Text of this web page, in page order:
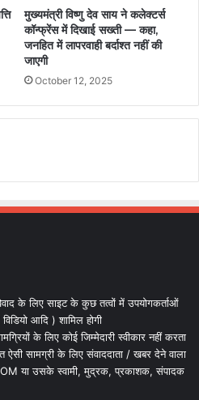
मुख्यमंत्री विष्णु देव साय ने कलेक्टर्स
कॉन्फ्रेंस में दिखाई सख्ती — कहा,
जनहित में लापरवाही बर्दाश्त नहीं की
जाएगी
October 12, 2025
के लिए साइट के कुछ तत्वों में उपयोगकर्ताओं
आदि ) शामिल होगी
के लिए कोई जिम्मेदारी स्वीकार नहीं करता
सामग्री के लिए संवाददाता / खबर देने वाला
या उसके स्वामी, मुद्रक, प्रकाशक, संपादक